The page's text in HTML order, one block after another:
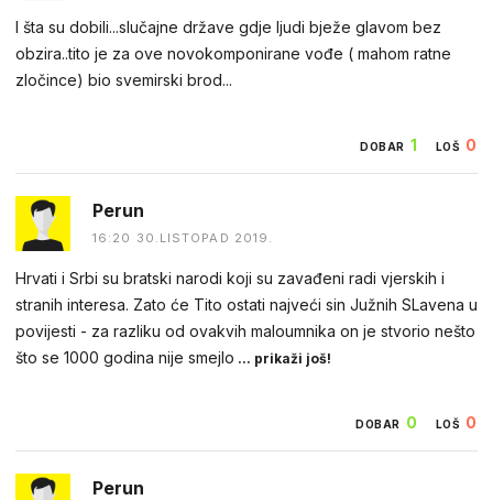
I šta su dobili...slučajne države gdje ljudi bježe glavom bez
obzira..tito je za ove novokomponirane vođe ( mahom ratne
zločince) bio svemirski brod...
DOBAR 1 LOŠ 0
Perun
16:20 30.LISTOPAD 2019.
Hrvati i Srbi su bratski narodi koji su zavađeni radi vjerskih i
stranih interesa. Zato će Tito ostati najveći sin Južnih SLavena u
povijesti - za razliku od ovakvih maloumnika on je stvorio nešto
što se 1000 godina nije smejlo ... prikaži još!
DOBAR 0 LOŠ 0
Perun